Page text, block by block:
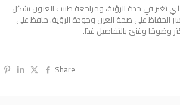
لأي تغير في حدة الرؤية، ومراجعة طبيب العيون بشكل
الحفاظ على صحة العين وجودة الرؤية. حافظ على
وضوحًا وغنىً بالتفاصيل غدًا.
Share